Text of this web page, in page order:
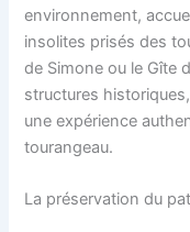
environnement,
insolites prisés des
de Simone ou le Gîte
structures
une expérience
tourangeau.
La préservation du